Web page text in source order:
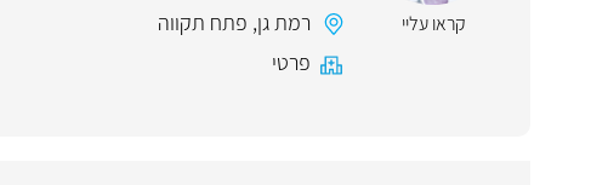
קראו עליי
רמת גן, פתח תקווה
פרטי